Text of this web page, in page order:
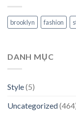
brooklyn fashion
DANH MỤC
Style(5)
Uncategorized